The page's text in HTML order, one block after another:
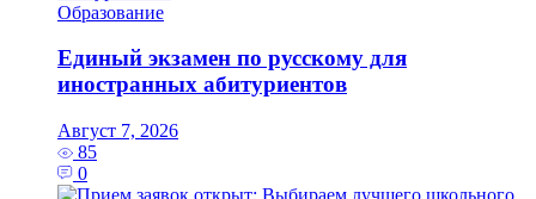
Образование
Единый экзамен по русскому для
иностранных абитуриентов
Август 7, 2026
85
0